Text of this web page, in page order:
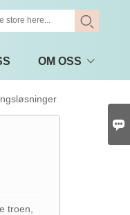
OM OSS
troen,
